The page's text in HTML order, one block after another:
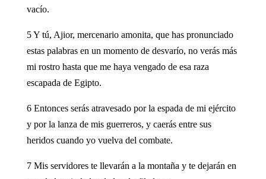
vacío.
5 Y tú, Ajior, mercenario amonita, que has pronunciado
estas palabras en un momento de desvarío, no verás más
mi rostro hasta que me haya vengado de esa raza
escapada de Egipto.
6 Entonces serás atravesado por la espada de mi ejército
y por la lanza de mis guerreros, y caerás entre sus
heridos cuando yo vuelva del combate.
7 Mis servidores te llevarán a la montaña y te dejarán en